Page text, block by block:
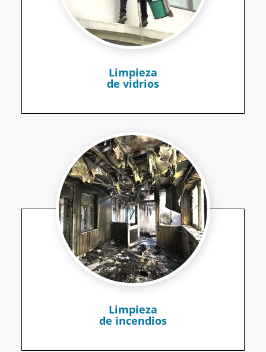
Limpieza
de vidrios
Limpieza
de incendios